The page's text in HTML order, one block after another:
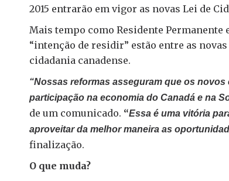
2015 entrarão em vigor as novas Lei de
Mais tempo como Residente
“intenção de residir” estão entre as
cidadania canadense.
“Nossas reformas asseguram que os
participação na economia do Canadá e na
de um comunicado. “Essa é uma vitória
aproveitar da melhor maneira as
finalização.
O que muda?